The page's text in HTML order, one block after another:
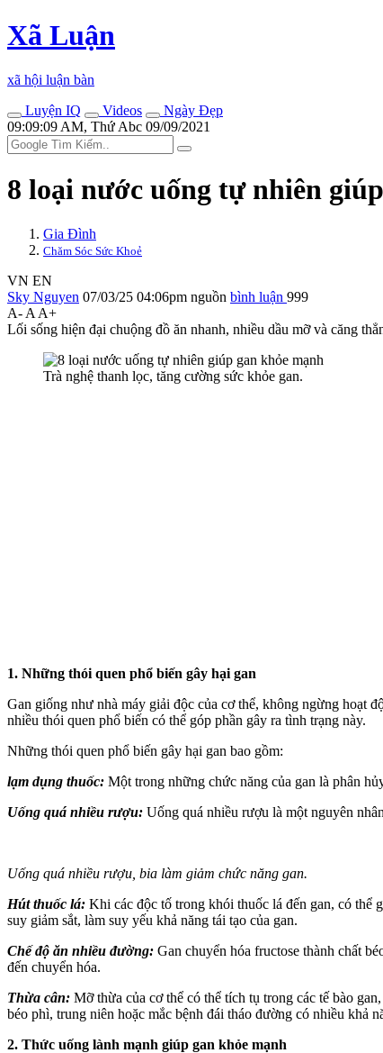
Xã Luận
xã hội luận bàn
Luyện IQ
Videos
Ngày Đẹp
09:09:09 AM, Thứ Abc 09/09/2021
8 loại nước uống tự nhiên
Gia Đình
Chăm Sóc Sức Khoẻ
VN EN
Sky Nguyen 07/03/25 04:06pm nguồn bình luận 999
A- A A+
Lối sống hiện đại chuộng đồ ăn nhanh, nhiều dầu mỡ và căng
Trà nghệ thanh lọc, tăng cường sức khỏe gan.
1. Những thói quen phổ biến gây hại gan
Gan giống như nhà máy giải độc của c‌ơ th‌ể, không ngừng hoạt
nhiều thói quen phổ biến có thể góp phần gây ra tình trạng này.
Những thói quen phổ biến gây hại gan bao gồm:
lạ‌m dụn‌g thuốc: Một trong những chức năng của gan là phân
Uống quá nhiều rượu: Uống quá nhiều rượu là một nguyên
Uống quá nhiều rượu, bia làm giảm chức năng gan.
Hút thu‌ốc l‌á: Khi các độc tố trong khói thu‌ốc l‌á đến gan, có thể
suy giảm sắt, làm suy yếu khả năng tái tạo của gan.
Chế độ ăn nhiều đường: Gan chuyển hóa fructose thành chất
đến chuyển hóa.
Thừa cân: Mỡ thừa của c‌ơ th‌ể có thể tích tụ trong các tế bào
béo phì, trung niên hoặc mắc bệnh đái tháo đường có nhiều khả
2. Thức uống lành mạnh giúp gan khỏe mạnh